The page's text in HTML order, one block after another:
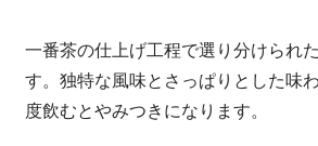
一番茶の仕上げ工程で選り分けられ
す。独特な風味とさっぱりとした味
度飲むとやみつきになります。